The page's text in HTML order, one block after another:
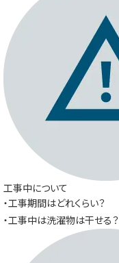
工事中について
・工事期間はどれくらい？
・工事中は洗濯物は干せる？